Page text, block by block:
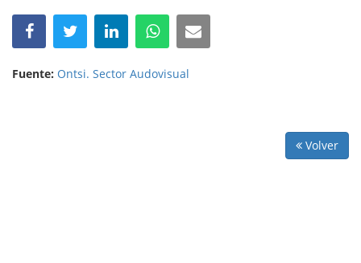
Fuente: Ontsi. Sector Audovisual
Volver